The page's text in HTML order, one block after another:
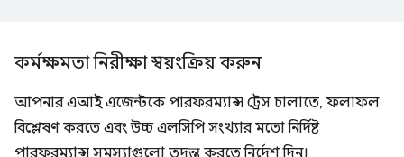
কর্মক্ষমতা নিরীক্ষা স্বয়ংক্রিয় করুন
আপনার এআই এজেন্টকে পারফরম্যান্স ট্রেস চালাতে, ফলাফল
বিশ্লেষণ করতে এবং উচ্চ এলসিপি সংখ্যার মতো নির্দিষ্ট